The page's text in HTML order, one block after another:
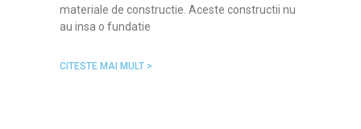
materiale de constructie. Aceste constructii nu
au insa o fundatie
CITESTE MAI MULT >